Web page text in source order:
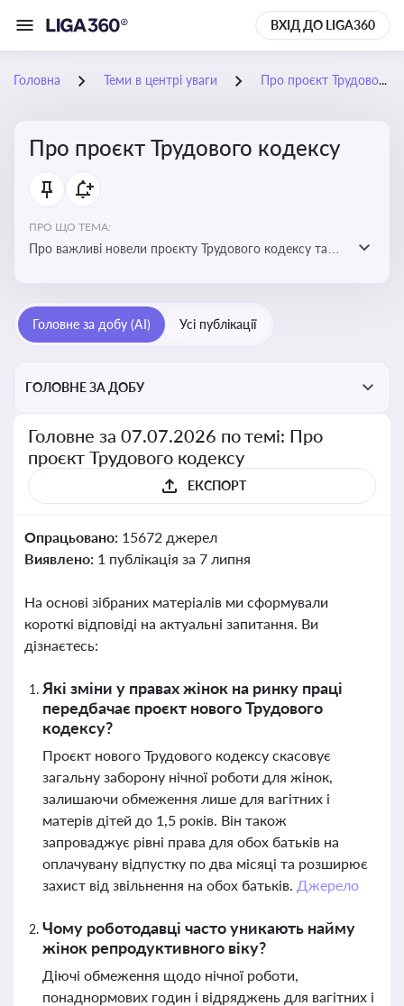
ВХІД ДО LIGA360
Головна Теми в центрі уваги Про проєкт Трудового кодексу
Про проєкт Трудового кодексу
ПРО ЩО ТЕМА:
Про важливі новели проєкту Трудового кодексу та
Головне за добу (AI) Усі публікації
ГОЛОВНЕ ЗА ДОБУ
Головне за 07.07.2026 по темі: Про
проєкт Трудового кодексу
ЕКСПОРТ
Опрацьовано: 15672 джерел
Виявлено: 1 публікація за 7 липня
На основі зібраних матеріалів ми сформували
короткі відповіді на актуальні запитання. Ви
дізнаєтесь:
Які зміни у правах жінок на ринку праці
передбачає проєкт нового Трудового
кодексу?
Проєкт нового Трудового кодексу скасовує
загальну заборону нічної роботи для жінок,
залишаючи обмеження лише для вагітних і
матерів дітей до 1,5 років. Він також
запроваджує рівні права для обох батьків на
оплачувану відпустку по два місяці та розширює
захист від звільнення на обох батьків. Джерело
Чому роботодавці часто уникають найму
жінок репродуктивного віку?
Діючі обмеження щодо нічної роботи,
понаднормових годин і відряджень для вагітних і